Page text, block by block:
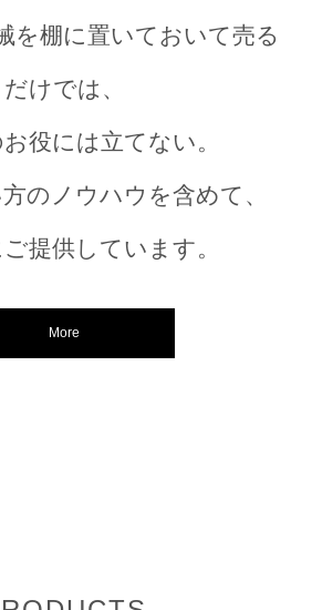
を棚に置いておいて売る
だけでは、
役には立てない。
のノウハウを含めて、
提供しています。
More